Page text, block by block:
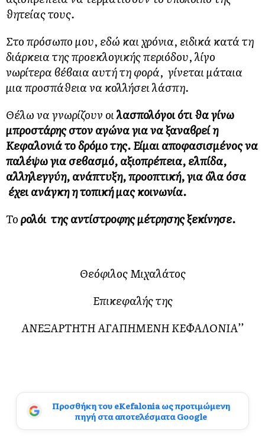
θητείας τους.
Στο πρόσωπο μου, εδώ και χρόνια, ειδικά κατά τη
διάρκεια της προεκλογικής περιόδου, λίγο
νωρίτερα βέβαια αυτή τη φορά, γίνεται μάταια
μια προσπάθεια να κολλήσει λάσπη.
Θέλω να γνωρίζουν οιλασπολόγοι ότι θα γίνω
μπροστάρης στον αγώνα για να ξαναβρεί η
Κεφαλονιά το δρόμο της. Είμαι αποφασισμένος να
παλέψω για σεβασμό, αξιοπρέπεια, ελπίδα,
αλληλεγγύη, ανάπτυξη, προοπτική, για όλα όσα
έχει ανάγκη η τοπική μας κοινωνία.
Τορολόι της αντίστροφης μέτρησης ξεκίνησε.
Θεόφιλος Μιχαλάτος
Επικεφαλής της
ΑΝΕΞΑΡΤΗΤΗ ΑΓΑΠΗΜΕΝΗ ΚΕΦΑΛΟΝΙΑ’’
Προσθήκη του eKefalonia ως προτιμώμενη
πηγή στα αποτελέσματα Google